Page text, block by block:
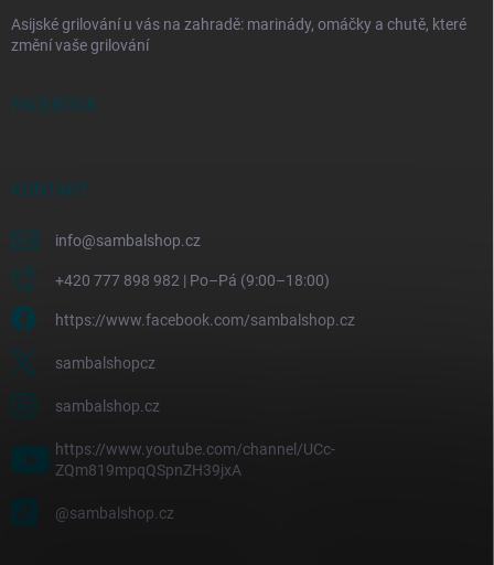
Asijské grilování u vás na zahradě: marinády, omáčky a chutě, které
změní vaše grilování
FACEBOOK
KONTAKT
info@sambalshop.cz
+420 777 898 982 | Po–Pá (9:00–18:00)
https://www.facebook.com/sambalshop.cz
sambalshopcz
sambalshop.cz
https://www.youtube.com/channel/UCc-
ZQm819mpqQSpnZH39jxA
@sambalshop.cz